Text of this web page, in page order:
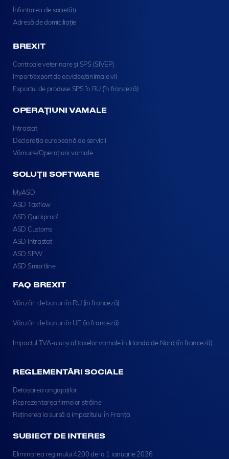
Înființarea de societăți
Adresă de domiciliație
BREXIT
Controale veterinare și SPS (SIVEP)
Import/export de ecvidee/animale vii
Exportul de produse SPS în RU (în franceză)
OPERAȚIUNI VAMALE
Intrastat
Declarația europeană de servicii
Vămuire/Operațiuni vamale
SOLUȚII SOFTWARE
MyASD
ASD Taxflow
ASD Quickproof
ASD Customs
ASD Intrastat
ASD SPW
ASD Smartline
FAQ BREXIT
Vânzări de bunuri în RU (în franceză)
Vânzări de bunuri în UE (în franceză)
Impactul TVA-ului și al taxelor vamale în Irlanda de Nord (în franceză)
REGLEMENTĂRI SOCIALE
Detașarea angajaților
Reprezentarea firmelor străine
Reținerea la sursă a impozitului în Franța
SUBIECT DE INTERES
Eliminarea regimului 4200 de la 1 ianuarie 2026